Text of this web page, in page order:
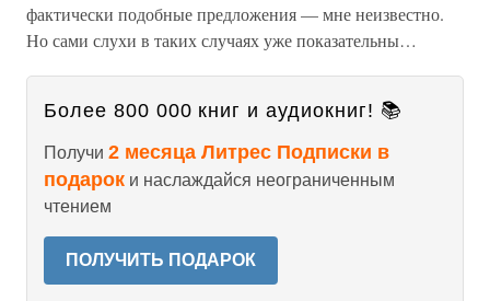
фактически подобные предложения — мне неизвестно.
Но сами слухи в таких случаях уже показательны…
Более 800 000 книг и аудиокниг! 📚
Получи 2 месяца Литрес Подписки в
подарок и наслаждайся неограниченным
чтением
ПОЛУЧИТЬ ПОДАРОК